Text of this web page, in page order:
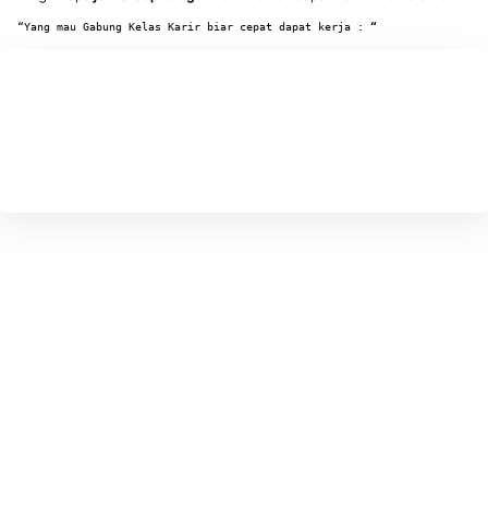
“Yang mau Gabung Kelas Karir biar cepat dapat kerja : “